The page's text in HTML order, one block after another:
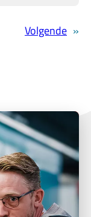
Volgende »